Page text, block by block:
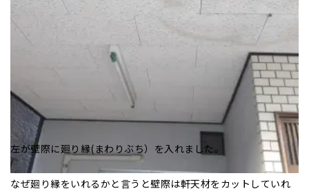
左が壁際に廻り縁(まわりぶち）を入れました。
なぜ廻り縁をいれるかと言うと壁際は軒天材をカットしていれ